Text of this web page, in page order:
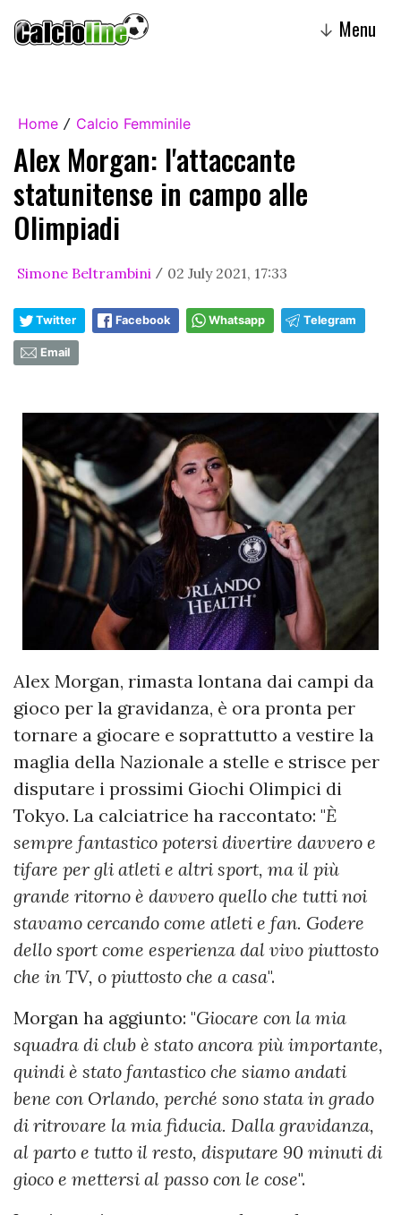
↓ Menu
Home / Calcio Femminile
Alex Morgan: l'attaccante
statunitense in campo alle
Olimpiadi
Simone Beltrambini / 02 July 2021, 17:33
Twitter Facebook Whatsapp Telegram
Email
Alex Morgan, rimasta lontana dai campi da
gioco per la gravidanza, è ora pronta per
tornare a giocare e soprattutto a vestire la
maglia della Nazionale a stelle e strisce per
disputare i prossimi Giochi Olimpici di
Tokyo. La calciatrice ha raccontato: "È
sempre fantastico potersi divertire davvero e
tifare per gli atleti e altri sport, ma il più
grande ritorno è davvero quello che tutti noi
stavamo cercando come atleti e fan. Godere
dello sport come esperienza dal vivo piuttosto
che in TV, o piuttosto che a casa".
Morgan ha aggiunto: "Giocare con la mia
squadra di club è stato ancora più importante,
quindi è stato fantastico che siamo andati
bene con Orlando, perché sono stata in grado
di ritrovare la mia fiducia. Dalla gravidanza,
al parto e tutto il resto, disputare 90 minuti di
gioco e mettersi al passo con le cose".